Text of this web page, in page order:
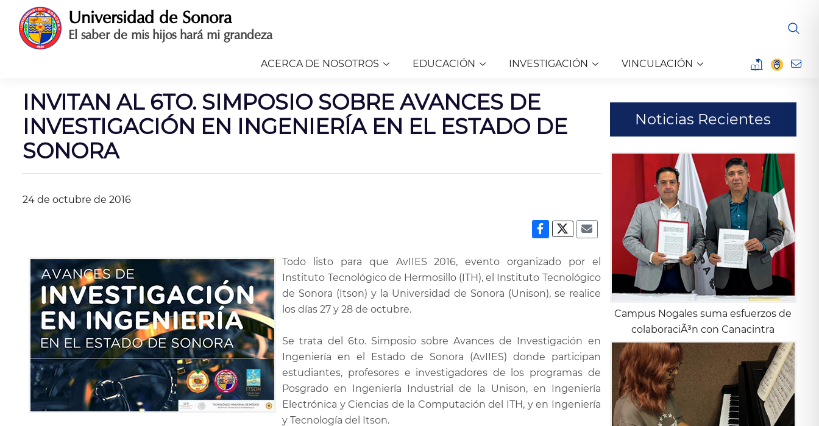
contenido
Universidad de Sonora
El saber de mis hijos hará mi grandeza
ACERCA DE NOSOTROS EDUCACIÓN INVESTIGACIÓN VINCULACIÓN
INVITAN AL 6TO. SIMPOSIO SOBRE AVANCES DE
INVESTIGACIÓN EN INGENIERÍA EN EL ESTADO DE
SONORA
24 de octubre de 2016
Todo listo para que AvIIES 2016, evento organizado por el
Instituto Tecnológico de Hermosillo (ITH), el Instituto Tecnológico
de Sonora (Itson) y la Universidad de Sonora (Unison), se realice
los días 27 y 28 de octubre.
Se trata del 6to. Simposio sobre Avances de Investigación en
Ingeniería en el Estado de Sonora (AvIIES) donde participan
estudiantes, profesores e investigadores de los programas de
Posgrado en Ingeniería Industrial de la Unison, en Ingeniería
Electrónica y Ciencias de la Computación del ITH, y en Ingeniería
y Tecnología del Itson.
Noticias Recientes
Campus Nogales suma esfuerzos de
colaboraciÃ³n con Canacintra